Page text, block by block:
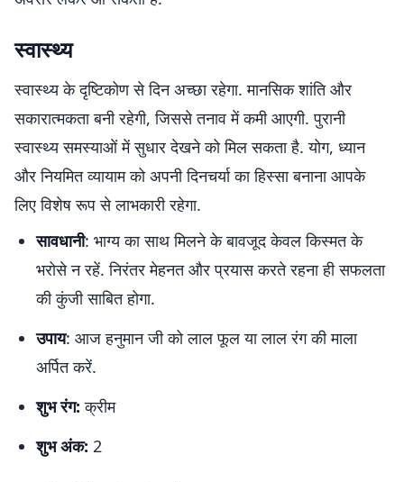
स्वास्थ्य
स्वास्थ्य के दृष्टिकोण से दिन अच्छा रहेगा. मानसिक शांति और
सकारात्मकता बनी रहेगी, जिससे तनाव में कमी आएगी. पुरानी
स्वास्थ्य समस्याओं में सुधार देखने को मिल सकता है. योग, ध्यान
और नियमित व्यायाम को अपनी दिनचर्या का हिस्सा बनाना आपके
लिए विशेष रूप से लाभकारी रहेगा.
सावधानी: भाग्य का साथ मिलने के बावजूद केवल किस्मत के
भरोसे न रहें. निरंतर मेहनत और प्रयास करते रहना ही सफलता
की कुंजी साबित होगा.
उपाय: आज हनुमान जी को लाल फूल या लाल रंग की माला
अर्पित करें.
शुभ रंग: क्रीम
शुभ अंक: 2